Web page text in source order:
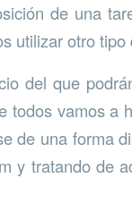
de una
utilizar otro tipo
del que
todos vamos
de una forma
y tratando de